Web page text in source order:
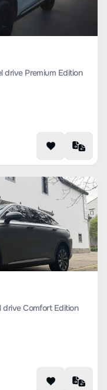
drive Premium Edition
Comfort Edition